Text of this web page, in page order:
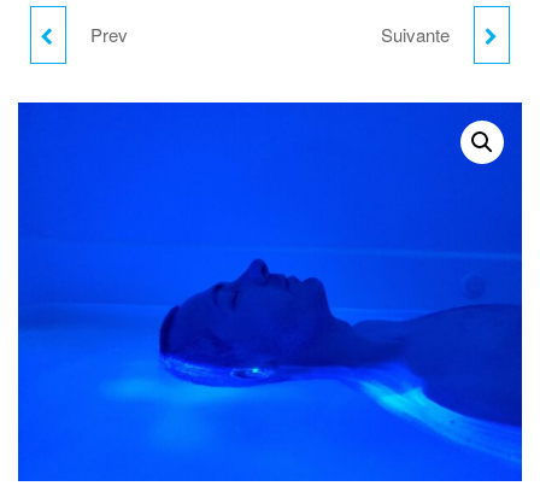
SÉANCE DE SAUNA
Prev
MINUTES)+ MODELAGE
Suivante